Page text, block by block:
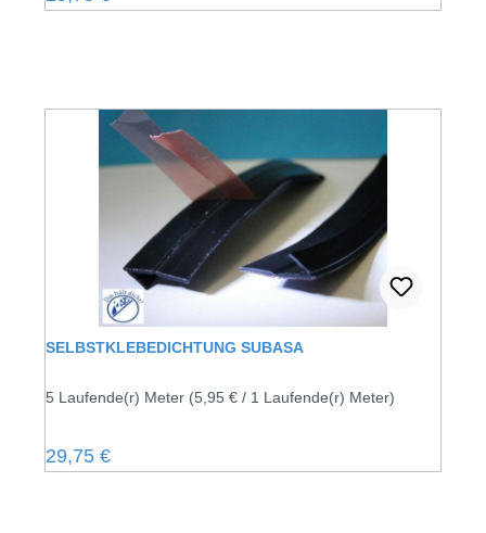
SELBSTKLEBEDICHTUNG SUBASA
5 Laufende(r) Meter (5,95 € / 1 Laufende(r) Meter)
Regulärer Preis:
29,75 €